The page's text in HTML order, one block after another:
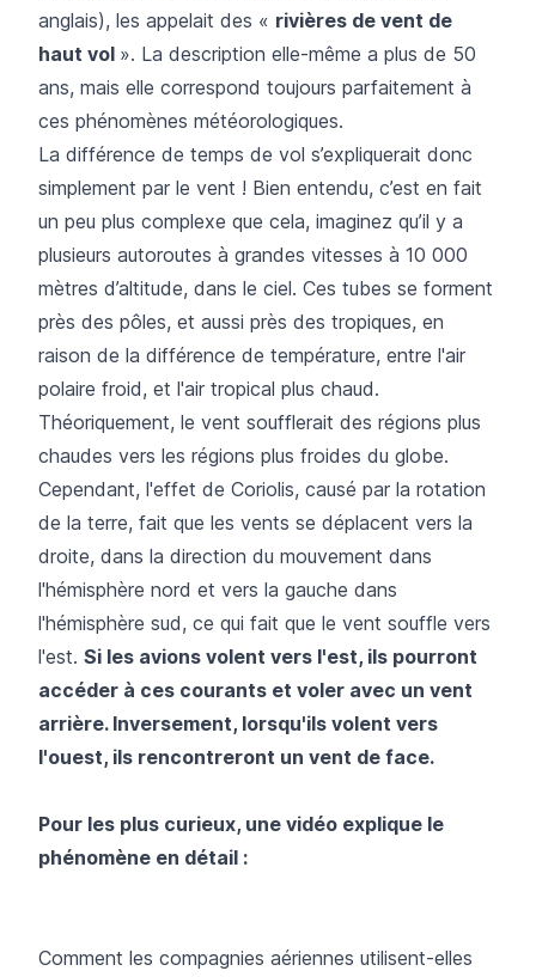
anglais), les appelait des « rivières de vent de
haut vol ». La description elle-même a plus de 50
ans, mais elle correspond toujours parfaitement à
ces phénomènes météorologiques.
La différence de temps de vol s’expliquerait donc
simplement par le vent ! Bien entendu, c’est en fait
un peu plus complexe que cela, imaginez qu’il y a
plusieurs autoroutes à grandes vitesses à 10 000
mètres d’altitude, dans le ciel. Ces tubes se forment
près des pôles, et aussi près des tropiques, en
raison de la différence de température, entre l'air
polaire froid, et l'air tropical plus chaud.
Théoriquement, le vent soufflerait des régions plus
chaudes vers les régions plus froides du globe.
Cependant, l'effet de Coriolis, causé par la rotation
de la terre, fait que les vents se déplacent vers la
droite, dans la direction du mouvement dans
l'hémisphère nord et vers la gauche dans
l'hémisphère sud, ce qui fait que le vent souffle vers
l'est. Si les avions volent vers l'est, ils pourront
accéder à ces courants et voler avec un vent
arrière. Inversement, lorsqu'ils volent vers
l'ouest, ils rencontreront un vent de face.
Pour les plus curieux, une vidéo explique le
phénomène en détail :
Comment les compagnies aériennes utilisent-elles